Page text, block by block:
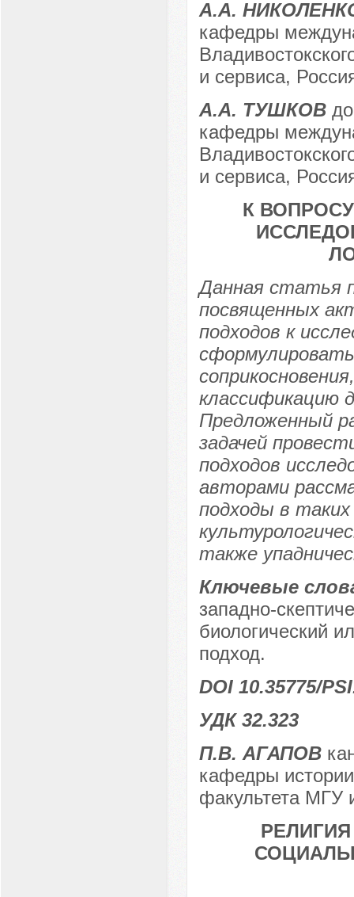
А.А.
кафедры
и сервиса,
А.А. ТУШКОВ
кафедры
и сервиса,
К
Данная статья
посвященных
подходов к
классификацию
Предложенный
задачей
подходов
авторами
подходы в таких
также
Ключевые
западно-
биологический
подход.
DOI 10.35775/
УДК 32.323
П.В. АГАПОВ
кафедры истории
факультета МГУ